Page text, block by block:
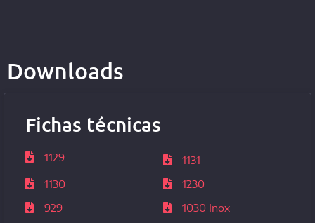
Downloads
Fichas técnicas
1129
1131
1130
1230
929
1030 Inox